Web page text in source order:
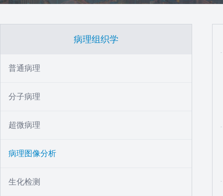
病理组织学
普通病理
分子病理
超微病理
病理图像分析
生化检测